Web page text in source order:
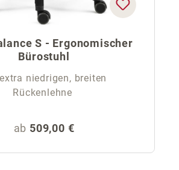
S - Ergonomischer
Bürostuhl
niedrigen, breiten
Rückenlehne
Regulärer Preis:
ab 509,00 €